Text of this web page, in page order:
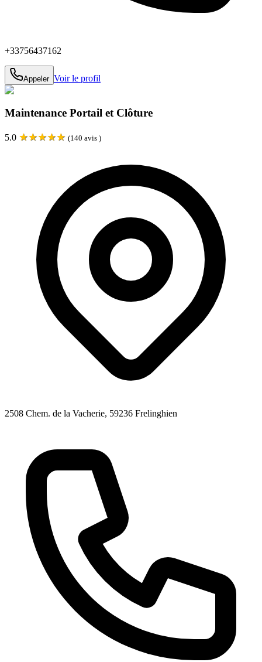
+33756437162
Appeler Voir le profil
Maintenance Portail et Clôture
5.0 ★★★★★ (140 avis )
2508 Chem. de la Vacherie, 59236 Frelinghien